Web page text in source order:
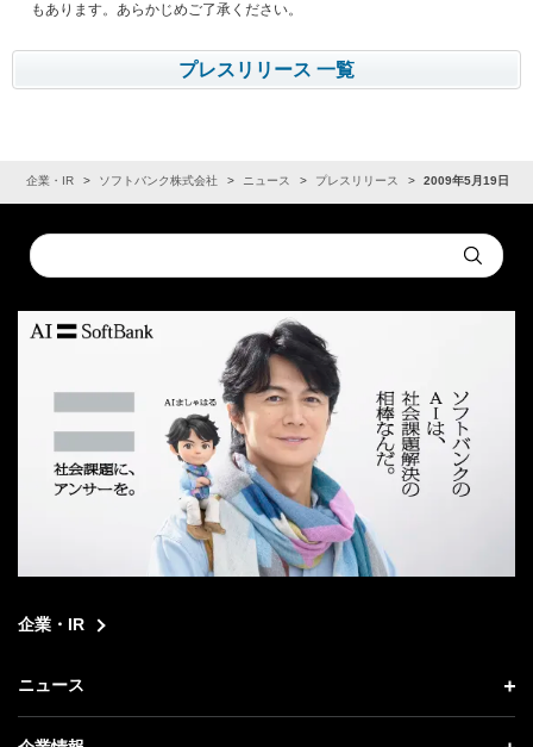
もあります。あらかじめご了承ください。
プレスリリース 一覧
企業・IR ソフトバンク株式会社 ニュース プレスリリース 2009年5月19日
Conduct
a
Submit
企業・IR
ニュース
ニュース トップ